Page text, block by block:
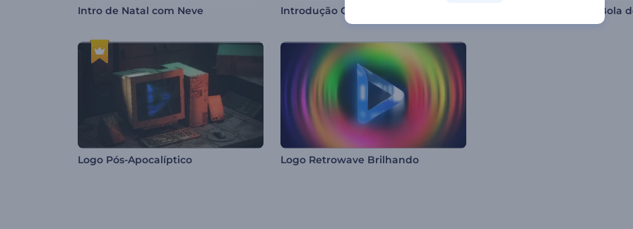
Intro de Natal com Neve Introdução Quatro Estações
Logo Pós-Apocalíptico Logo Retrowave Brilhando